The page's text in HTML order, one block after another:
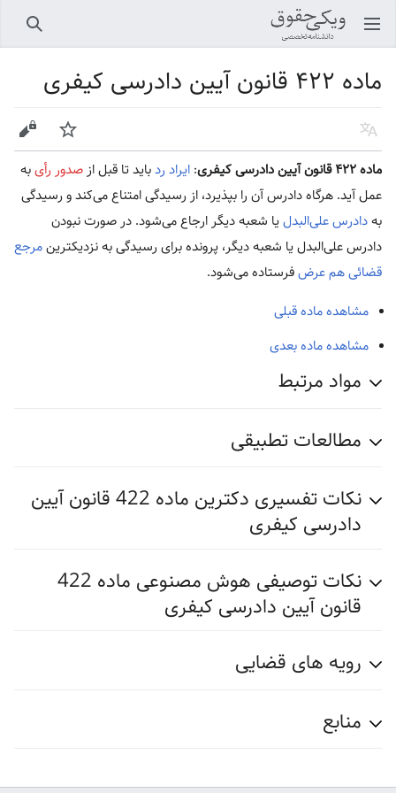
باز کردن منو اصلی جستجو
ماده ۴۲۲ قانون آیین دادرسی کیفری
زبان پیگیری ویرایش
ماده ۴۲۲ قانون آیین دادرسی کیفری : ایراد ردباید تا قبل ازصدور رأیبه
عمل آید. هرگاه دادرس آن را بپذیرد، از رسیدگی امتناع می‌کند و رسیدگی
بهدادرس علی‌البدلیا شعبه دیگر ارجاع می‌شود. در صورت نبودن
دادرس علی‌البدل یا شعبه دیگر، پرونده برای رسیدگی به نزدیکترینمرجع
قضائیهم عرضفرستاده می‌شود.
مشاهده ماده قبلی
مشاهده ماده بعدی
مواد مرتبط
مطالعات تطبیقی
نکات تفسیری دکترین ماده 422 قانون آیین
دادرسی کیفری
نکات توصیفی هوش مصنوعی ماده 422
قانون آیین دادرسی کیفری
رویه های قضایی
منابع